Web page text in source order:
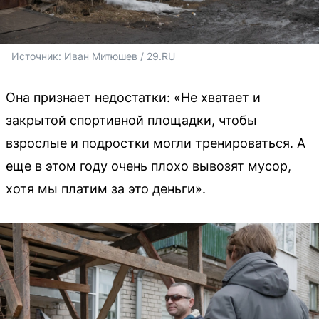
Источник: Иван Митюшев / 29.RU
Она признает недостатки: «Не хватает и
закрытой спортивной площадки, чтобы
взрослые и подростки могли тренироваться. А
еще в этом году очень плохо вывозят мусор,
хотя мы платим за это деньги».